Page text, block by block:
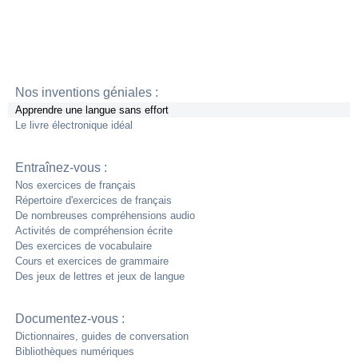
Nos inventions géniales :
Apprendre une langue sans effort
Le livre électronique idéal
Entraînez-vous :
Nos exercices de français
Répertoire d'exercices de français
De nombreuses compréhensions audio
Activités de compréhension écrite
Des exercices de vocabulaire
Cours et exercices de grammaire
Des jeux de lettres et jeux de langue
Documentez-vous :
Dictionnaires, guides de conversation
Bibliothèques numériques